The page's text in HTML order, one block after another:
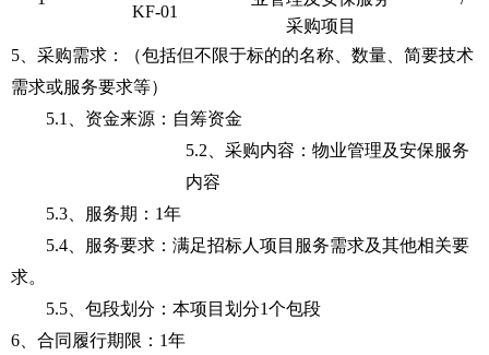
KF-01
采购项目
5、 采购需求：（包括但不限于标的的名称、数量、简要技术
需求或服务要求等）
5.1、资金来源： 自筹资金
5.2、采购内容： 物业管理及安保服务
内容
5.3、 服务期 ： 1年
5.4、 服务要求：满足招标人项目服务需求及其他相关要
求。
5.5、 包段划分：本项目划分1个包段
6、合同履行期限： 1年